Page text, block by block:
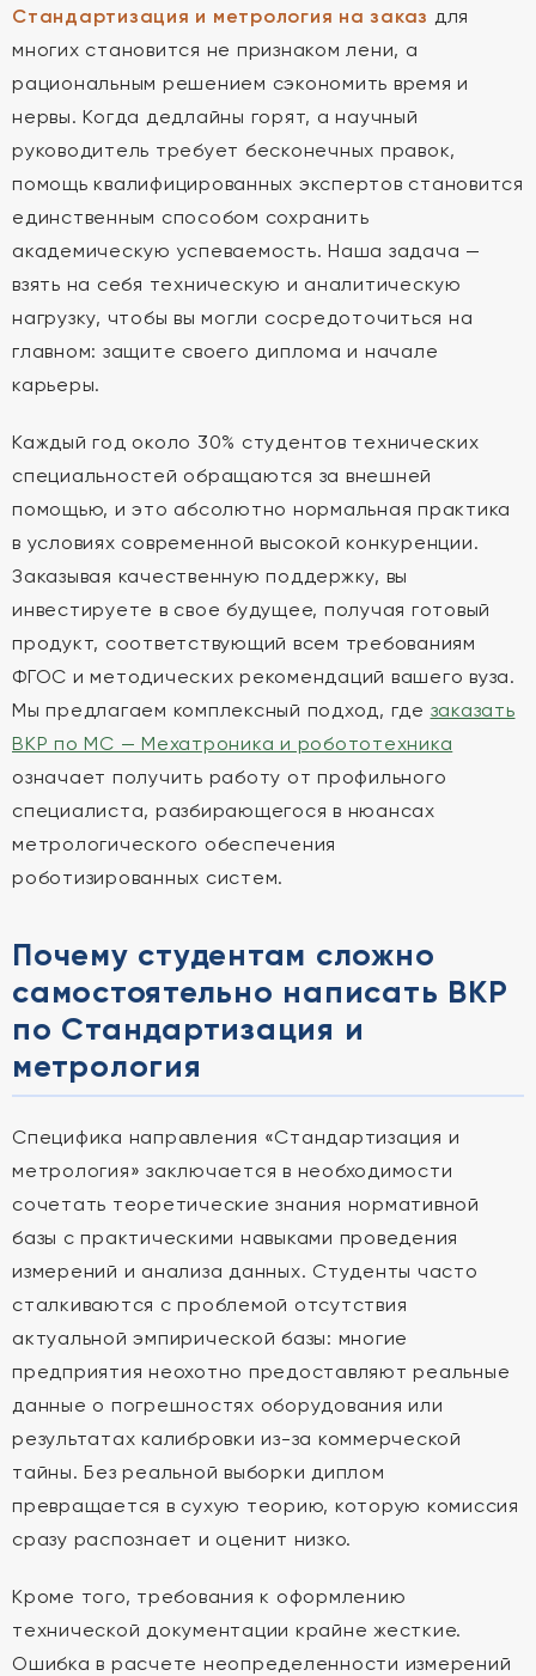
Стандартизация и метрология на заказ для
многих становится не признаком лени, а
рациональным решением сэкономить время и
нервы. Когда дедлайны горят, а научный
руководитель требует бесконечных правок,
помощь квалифицированных экспертов становится
единственным способом сохранить
академическую успеваемость. Наша задача —
взять на себя техническую и аналитическую
нагрузку, чтобы вы могли сосредоточиться на
главном: защите своего диплома и начале
карьеры.
Каждый год около 30% студентов технических
специальностей обращаются за внешней
помощью, и это абсолютно нормальная практика
в условиях современной высокой конкуренции.
Заказывая качественную поддержку, вы
инвестируете в свое будущее, получая готовый
продукт, соответствующий всем требованиям
ФГОС и методических рекомендаций вашего вуза.
Мы предлагаем комплексный подход, где заказать
ВКР по МС — Мехатроника и робототехника
означает получить работу от профильного
специалиста, разбирающегося в нюансах
метрологического обеспечения
роботизированных систем.
Почему студентам сложно
самостоятельно написать ВКР
по Стандартизация и
метрология
Специфика направления «Стандартизация и
метрология» заключается в необходимости
сочетать теоретические знания нормативной
базы с практическими навыками проведения
измерений и анализа данных. Студенты часто
сталкиваются с проблемой отсутствия
актуальной эмпирической базы: многие
предприятия неохотно предоставляют реальные
данные о погрешностях оборудования или
результатах калибровки из-за коммерческой
тайны. Без реальной выборки диплом
превращается в сухую теорию, которую комиссия
сразу распознает и оценит низко.
Кроме того, требования к оформлению
технической документации крайне жесткие.
Ошибка в расчете неопределенности измерений